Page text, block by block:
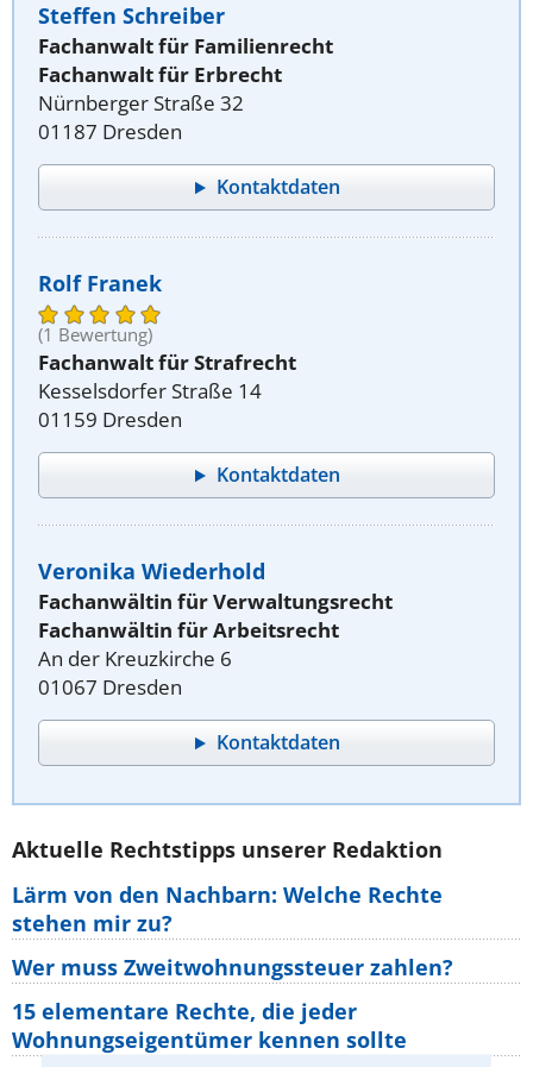
Steffen Schreiber
Fachanwalt für Familienrecht
Fachanwalt für Erbrecht
Nürnberger Straße 32
01187 Dresden
Kontaktdaten
Rolf Franek
(1 Bewertung)
Fachanwalt für Strafrecht
Kesselsdorfer Straße 14
01159 Dresden
Kontaktdaten
Veronika Wiederhold
Fachanwältin für Verwaltungsrecht
Fachanwältin für Arbeitsrecht
An der Kreuzkirche 6
01067 Dresden
Kontaktdaten
Aktuelle Rechtstipps unserer Redaktion
Lärm von den Nachbarn: Welche Rechte
stehen mir zu?
Wer muss Zweitwohnungssteuer zahlen?
15 elementare Rechte, die jeder
Wohnungseigentümer kennen sollte